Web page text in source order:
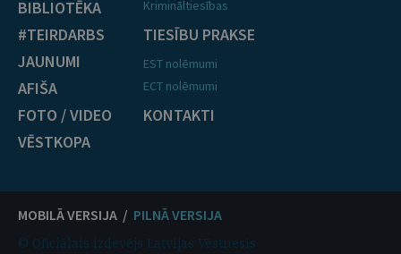
BIBLIOTĒKA
#TEIRDARBS
JAUNUMI
AFIŠA
FOTO / VIDEO
VĒSTKOPA
Krimināltiesības
TIESĪBU PRAKSE
EST nolēmumi
ECT nolēmumi
KONTAKTI
MOBILĀ VERSIJA / PILNĀ VERSIJA
© Oficiālais izdevējs Latvijas Vēstnesis